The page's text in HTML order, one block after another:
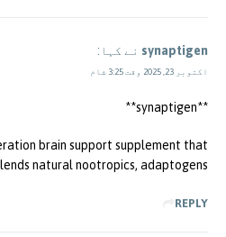
synaptigen نے کہا:
اکتوبر 23, 2025 وقت 3:25 شام
**synaptigen**
brain support supplement that
natural nootropics, adaptogens
REPLY